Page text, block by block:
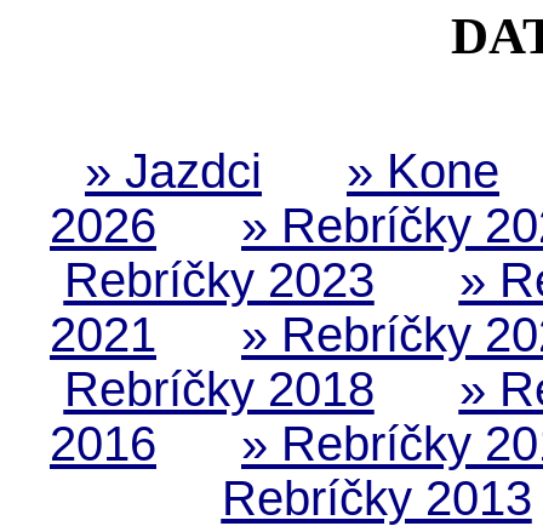
» Jazdci
» Kone
2026
» Rebríčky
Rebríčky 2023
»
2021
» Rebríčky
Rebríčky 2018
»
2016
» Rebríčky
Rebríčky 2013